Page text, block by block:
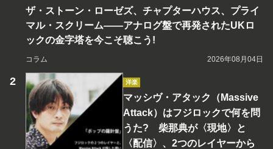
ザ・ストーン・ローゼズ、チャプターハウス、プライ
マル・スクリーム――アナログ盤で再発されたUKロ
ックの金字塔を今こそ聴こう!
コラム 2026年08月04日
洋楽
マッシヴ・アタック（Massive
Attack）はフジロックで何を問
うた? 柴那典が〈現地〉と
〈配信〉、2つのレイヤーから